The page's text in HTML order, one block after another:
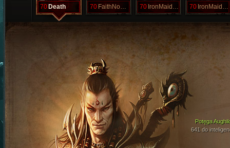
70 Death 70 FaithNoMore 70 IronMaiden 70 IronMaiden
Potęga
641 do